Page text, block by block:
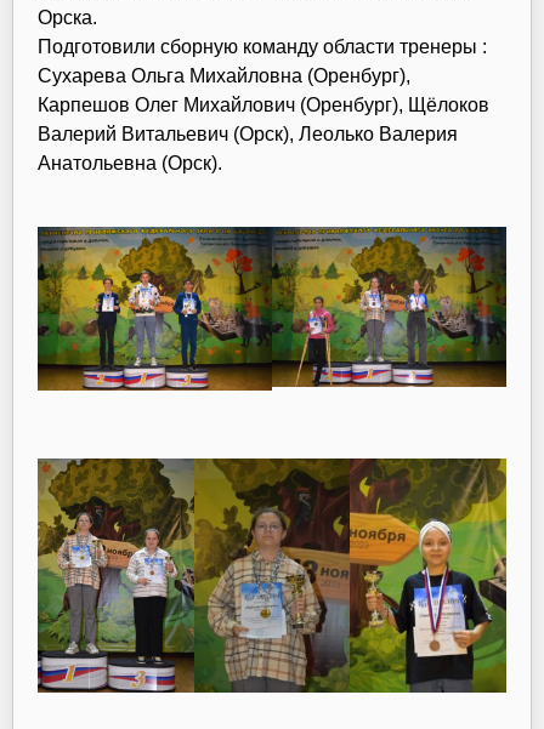
Орска.
Подготовили сборную команду области тренеры :
Сухарева Ольга Михайловна (Оренбург),
Карпешов Олег Михайлович (Оренбург), Щёлоков
Валерий Витальевич (Орск), Леолько Валерия
Анатольевна (Орск).